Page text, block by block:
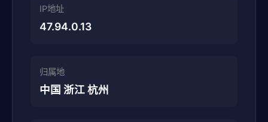
IP地址
47.94.0.13
归属地
中国 浙江 杭州